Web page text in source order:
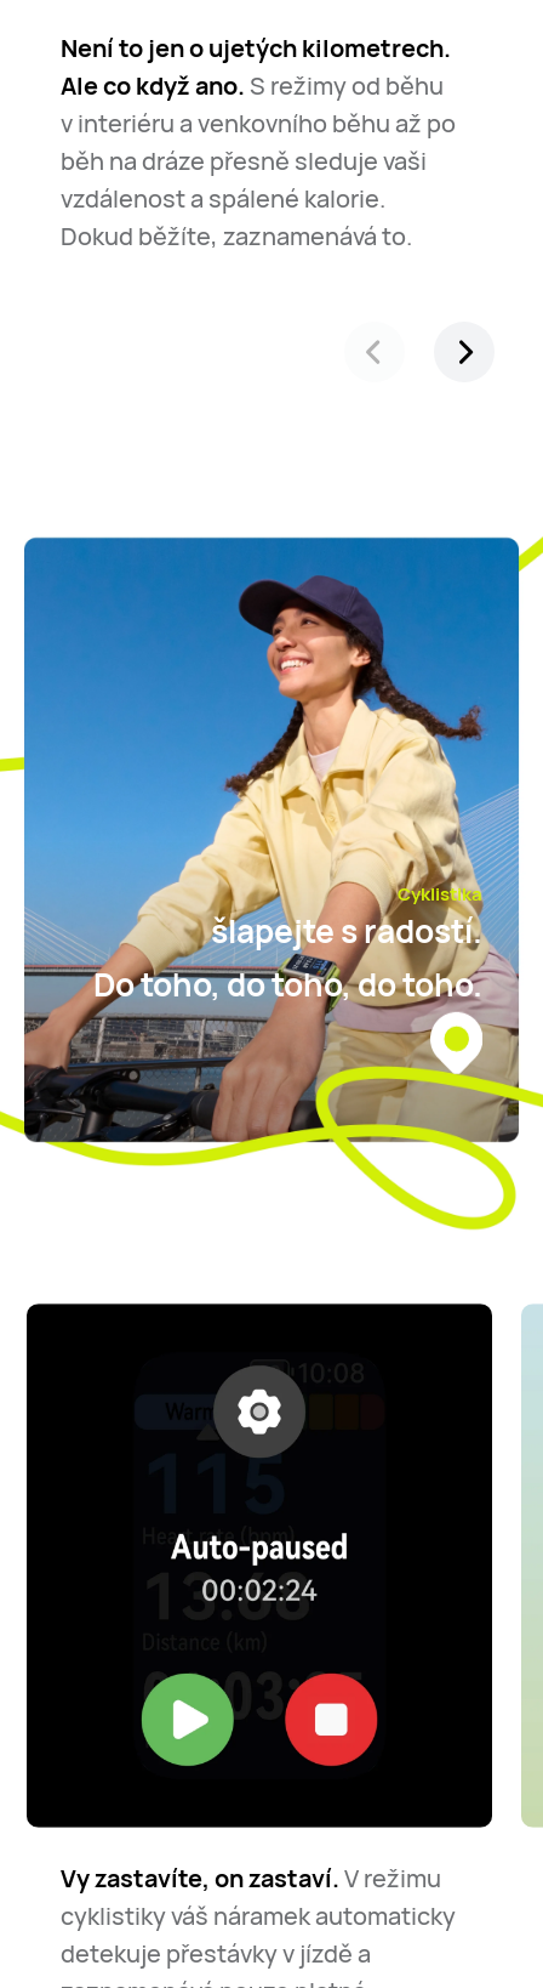
Není to jen o ujetých kilometrech.
Ale co když ano. S režimy od běhu
v interiéru a venkovního běhu až po
běh na dráze přesně sleduje vaši
vzdálenost a spálené kalorie.
Dokud běžíte, zaznamenává to.
Cyklistika
šlapejte s radostí.
Do toho, do toho, do toho.
Vy zastavíte, on zastaví.V režimu
cyklistiky váš náramek automaticky
detekuje přestávky v jízdě a